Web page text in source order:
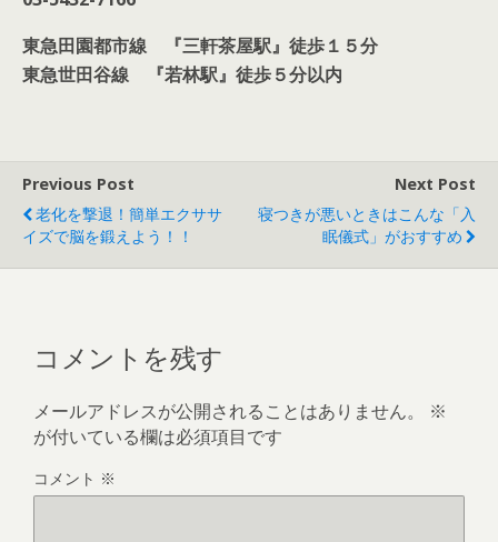
東急田園都市線 『三軒茶屋駅』徒歩１５分
東急世田谷線 『若林駅』徒歩５分以内
Previous Post
老化を撃退！簡単エクササ
イズで脳を鍛えよう！！
Next Post
寝つきが悪いときはこんな「入
眠儀式」がおすすめ
コメントを残す
メールアドレスが公開されることはありません。
※
が付いている欄は必須項目です
コメント ※